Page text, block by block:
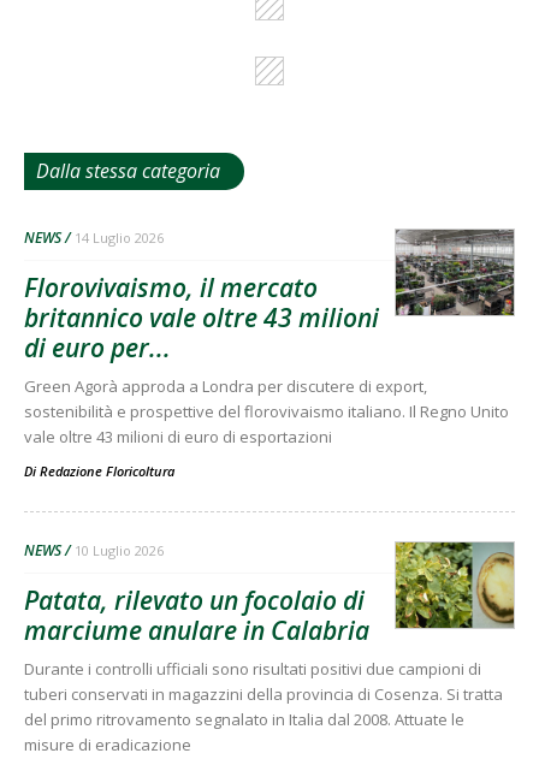
Dalla stessa categoria
NEWS 14 Luglio 2026
Florovivaismo, il mercato
britannico vale oltre 43 milioni
di euro per...
Green Agorà approda a Londra per discutere di export,
sostenibilità e prospettive del florovivaismo italiano. Il Regno Unito
vale oltre 43 milioni di euro di esportazioni
Di Redazione Floricoltura
NEWS 10 Luglio 2026
Patata, rilevato un focolaio di
marciume anulare in Calabria
Durante i controlli ufficiali sono risultati positivi due campioni di
tuberi conservati in magazzini della provincia di Cosenza. Si tratta
del primo ritrovamento segnalato in Italia dal 2008. Attuate le
misure di eradicazione